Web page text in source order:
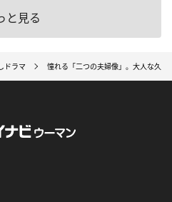
と見る
ドラマ 憧れる「二つの夫婦像」。大人な久